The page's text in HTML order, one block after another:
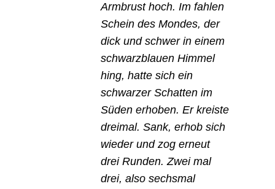
Armbrust hoch. Im fahlen
Schein des Mondes, der
dick und schwer in einem
schwarzblauen Himmel
hing, hatte sich ein
schwarzer Schatten im
Süden erhoben. Er kreiste
dreimal. Sank, erhob sich
wieder und zog erneut
drei Runden. Zwei mal
drei, also sechsmal